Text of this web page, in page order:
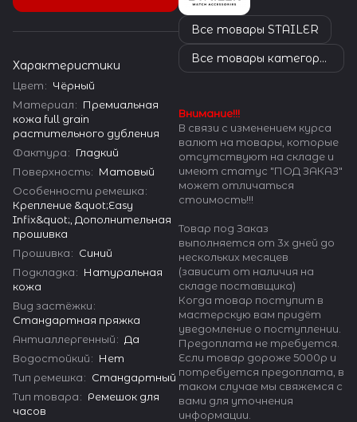
Характеристики
Цвет: Чёрный
Материал: Премиальная
кожа full grain
растительного дубления
Фактура: Гладкий
Поверхность: Матовый
Особенности ремешка:
Крепление &quot;Easy
Infix&quot;, Дополнительная
прошивка
Прошивка: Синий
Подкладка: Натуральная
кожа
Вид застёжки:
Стандартная пряжка
Антиаллергенный: Да
Водостойкий: Нет
Тип ремешка: Стандартный
Тип товара: Ремешок для
часов
Все товары STAILER
Все товары категории
Внимание!!!
В связи с изменением курса
валют на товары, которые
отсутствуют на складе и
имеют статус "ПОД ЗАКАЗ"
может отличаться
стоимость!!!
Товар под Заказ
выполняется от 3х дней до
нескольких месяцев
(зависит от наличия на
складе поставщика)
Когда товар поступит в
мастерскую вам придёт
уведомление о поступлении.
Предоплата не требуется.
Если товар дороже 5000р и
потребуется предоплата, в
таком случае мы свяжемся с
вами для уточнения
информации.